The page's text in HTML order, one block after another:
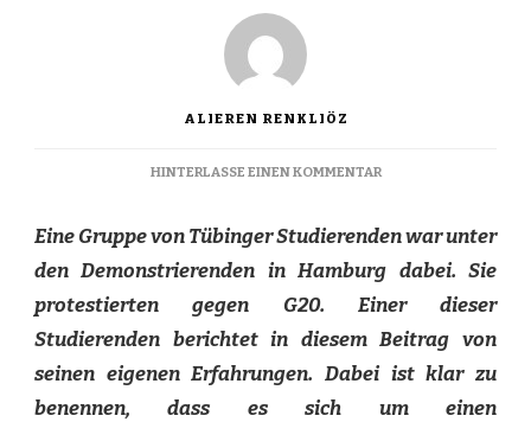
ALIEREN RENKLIÖZ
HINTERLASSE EINEN KOMMENTARZU
IM
CHAOS
VON
HAMBURG
Eine Gruppe von Tübinger Studierenden war unter
den Demonstrierenden in Hamburg dabei. Sie
protestierten gegen G20. Einer dieser
Studierenden berichtet in diesem Beitrag von
seinen eigenen Erfahrungen. Dabei ist klar zu
benennen, dass es sich um einen